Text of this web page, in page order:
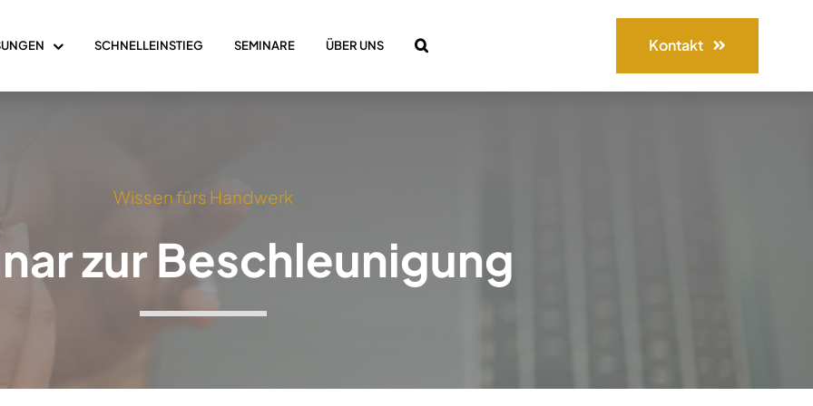
SCHNELLEINSTIEG SEMINARE ÜBER UNS Kontakt
Wissen fürs Handwerk
zur Beschleunigung